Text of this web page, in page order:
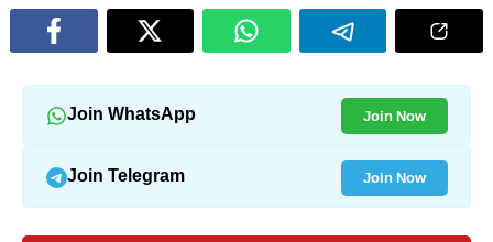
Join WhatsApp Join Now
Join Telegram Join Now